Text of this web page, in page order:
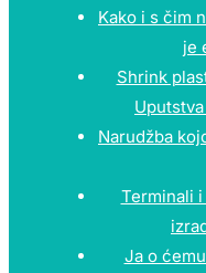
Kako i s čim
je
Shrink
Narudžba
Terminali
Ja o